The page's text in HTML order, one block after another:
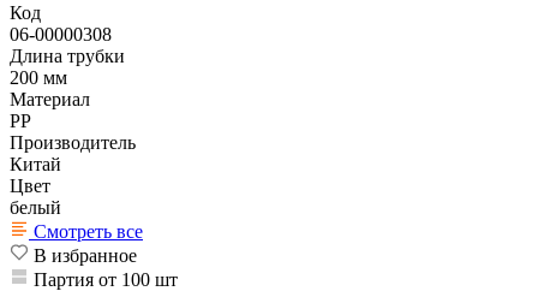
Код
06-00000308
Длина трубки
200 мм
Материал
PP
Производитель
Китай
Цвет
белый
Смотреть все
В избранное
Партия от 100 шт